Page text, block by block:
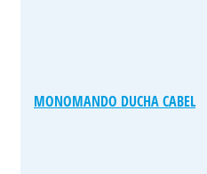
MONOMANDO DUCHA CABEL